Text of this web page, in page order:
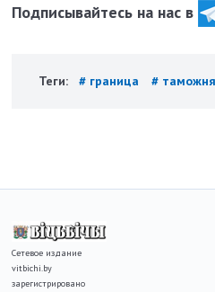
Подписывайтесь на нас в
Теги: # граница # таможня
Сетевое издание
vitbichi.by
зарегистрировано